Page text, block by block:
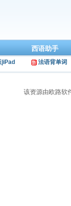
西语助手
法语背单词
该资源由欧路软